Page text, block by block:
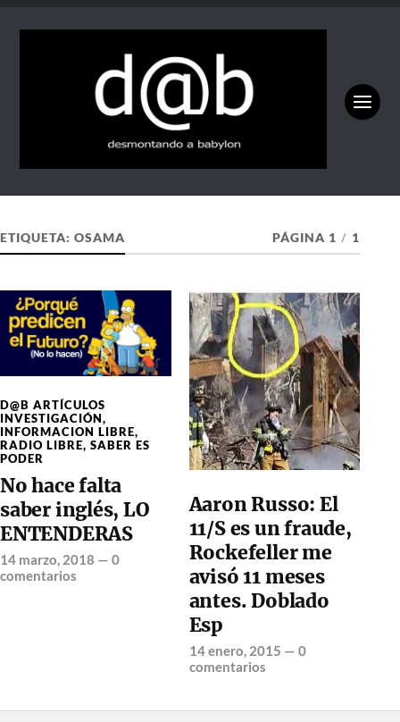
ETIQUETA: OSAMA PÁGINA 1 / 1
D@B ARTÍCULOS
INVESTIGACIÓN,
INFORMACION LIBRE,
RADIO LIBRE, SABER ES
PODER
No hace falta
saber inglés, LO
ENTENDERAS
14 marzo, 2018 — 0
comentarios
Aaron Russo: El
11/S es un fraude,
Rockefeller me
avisó 11 meses
antes. Doblado
Esp
14 enero, 2015 — 0
comentarios